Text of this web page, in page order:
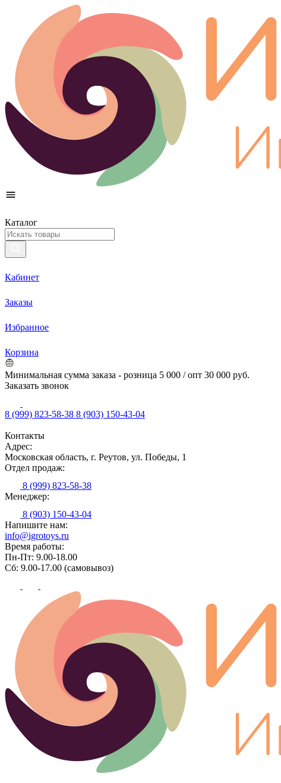
Каталог
Кабинет
Заказы
Избранное
Корзина
Минимальная сумма заказа - розница 5 000 / опт 30 000 руб.
Заказать звонок
8 (999) 823-58-38 8 (903) 150-43-04
Контакты
Адрес:
Московская область, г. Реутов, ул. Победы, 1
Отдел продаж:
8 (999) 823-58-38
Менеджер:
8 (903) 150-43-04
Напишите нам:
info@igrotoys.ru
Время работы:
Пн-Пт: 9.00-18.00
Сб: 9.00-17.00 (самовывоз)